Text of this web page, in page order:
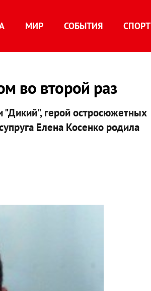
МИР СОБЫТИЯ СПОРТ
во второй раз
"Дикий", герой остросюжетных
Елена Косенко родила